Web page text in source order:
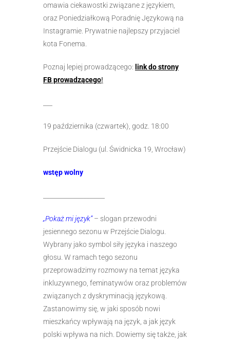
omawia ciekawostki związane z językiem,
oraz Poniedziałkową Poradnię Językową na
Instagramie. Prywatnie najlepszy przyjaciel
kota Fonema.
Poznaj lepiej prowadzącego: link do strony
FB prowadzącego!
19 października (czwartek), godz. 18:00
Przejście Dialogu (ul. Świdnicka 19, Wrocław)
wstęp wolny
„Pokaż mi język”– slogan przewodni
jesiennego sezonu w Przejście Dialogu.
Wybrany jako symbol siły języka i naszego
głosu. W ramach tego sezonu
przeprowadzimy rozmowy na temat języka
inkluzywnego, feminatywów oraz problemów
związanych z dyskryminacją językową.
Zastanowimy się, w jaki sposób nowi
mieszkańcy wpływają na język, a jak język
polski wpływa na nich. Dowiemy się także, jak